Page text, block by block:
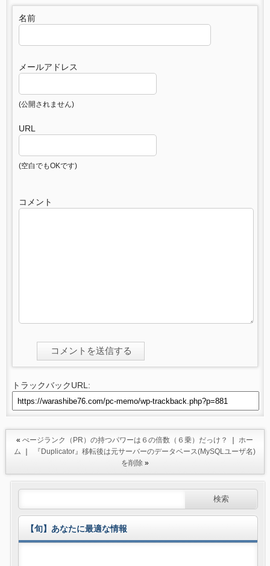
名前
メールアドレス
(公開されません)
URL
(空白でもOKです)
コメント
トラックバックURL:
«ぺージランク（PR）の持つパワーは６の倍数（６乗）だっけ？ ｜ホー
ム
『Duplicator』移転後は元サーバーのデータベース(MySQLユーザ名)
を削除»
【旬】あなたに最適な情報